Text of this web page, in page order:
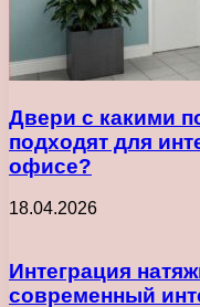
Двери с какими
подходят для
офисе?
18.04.2026
Интеграция
современный